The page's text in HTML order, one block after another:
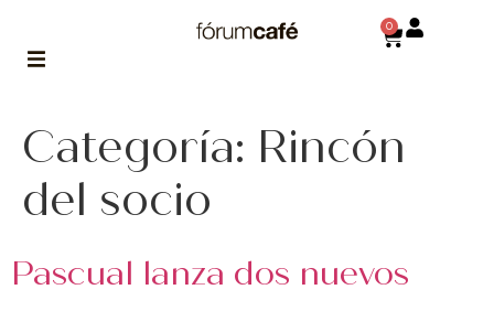
ABOUT
la historia
de fórum
es tu
0
Categoría: Rincón
del socio
Pascual lanza dos nuevos